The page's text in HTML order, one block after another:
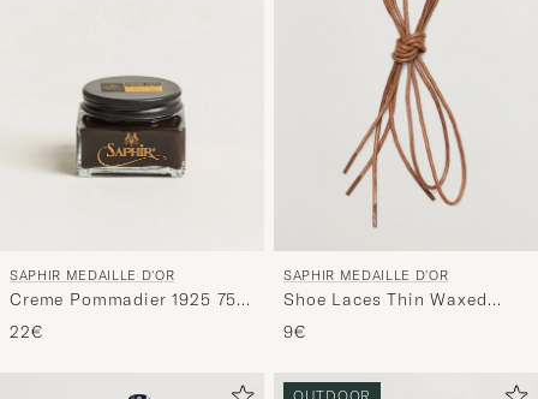
SAPHIR MEDAILLE D'OR
Creme Pommadier 1925 75
ml Dark Brown
22€
SAPHIR MEDAILLE D'OR
Shoe Laces Thin Waxed
75cm Tobacco
9€